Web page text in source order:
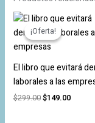
¡Oferta!
¡Oferta!
El libro que evitará
laborales a las
$299.00
El
precio
original
era:
$149.00
El
actual